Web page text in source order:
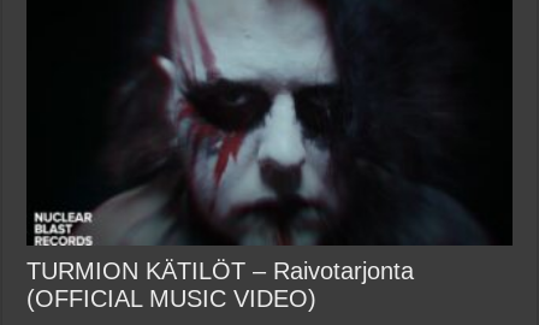
TURMION KÄTILÖT – Raivotarjonta
(OFFICIAL MUSIC VIDEO)